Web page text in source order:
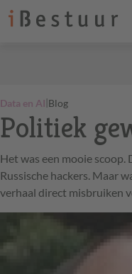
Data en AI|Blog
Politiek
Het was een mooie
Russische hackers. Maar
verhaal direct misbruiken